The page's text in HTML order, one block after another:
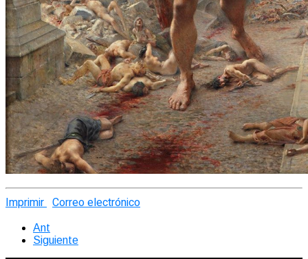
Imprimir Correo electrónico
Ant
Siguiente